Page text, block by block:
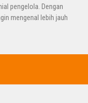
pengelola. Dengan
mengenal lebih jauh